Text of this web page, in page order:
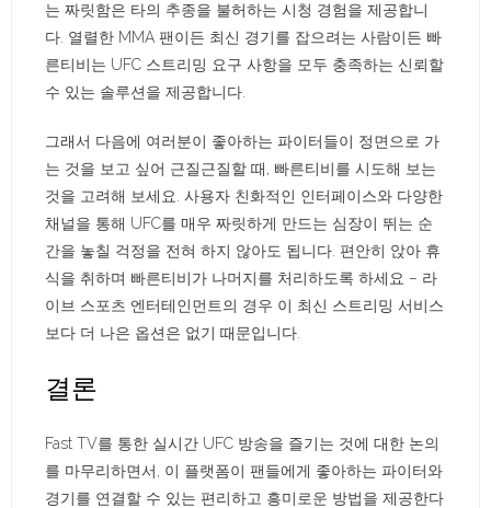
는 짜릿함은 타의 추종을 불허하는 시청 경험을 제공합니
다. 열렬한 MMA 팬이든 최신 경기를 잡으려는 사람이든 빠
른티비는 UFC 스트리밍 요구 사항을 모두 충족하는 신뢰할
수 있는 솔루션을 제공합니다.
그래서 다음에 여러분이 좋아하는 파이터들이 정면으로 가
는 것을 보고 싶어 근질근질할 때, 빠른티비를 시도해 보는
것을 고려해 보세요. 사용자 친화적인 인터페이스와 다양한
채널을 통해 UFC를 매우 짜릿하게 만드는 심장이 뛰는 순
간을 놓칠 걱정을 전혀 하지 않아도 됩니다. 편안히 앉아 휴
식을 취하며 빠른티비가 나머지를 처리하도록 하세요 – 라
이브 스포츠 엔터테인먼트의 경우 이 최신 스트리밍 서비스
보다 더 나은 옵션은 없기 때문입니다.
결론
Fast TV를 통한 실시간 UFC 방송을 즐기는 것에 대한 논의
를 마무리하면서, 이 플랫폼이 팬들에게 좋아하는 파이터와
경기를 연결할 수 있는 편리하고 흥미로운 방법을 제공한다